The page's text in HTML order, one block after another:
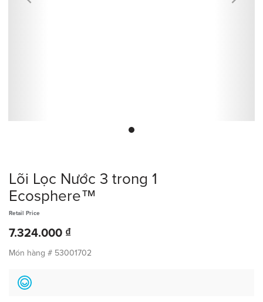
Lõi Lọc Nước 3 trong 1
Ecosphere™
Retail Price
7.324.000 ₫
Món hàng # 53001702